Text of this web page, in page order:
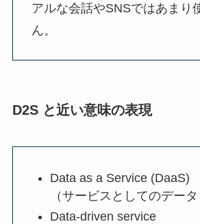
アルな会話やSNSではあまり
ん。
D2S と近い意味の表現
Data as a Service (DaaS)
（サービスとしてのデータ
Data-driven service